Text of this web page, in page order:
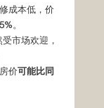
成本低，价
。
市场欢迎，
房价可能比同